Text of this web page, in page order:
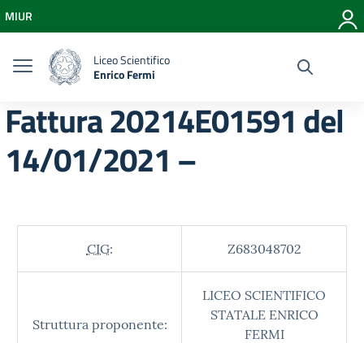
Vai al menu di navigazione
Vai al footer
MIUR
Liceo Scientifico
Enrico Fermi
Fattura 20214E01591 del
14/01/2021 –
CIG: Z683048702
Struttura proponente:
LICEO SCIENTIFICO
STATALE ENRICO
FERMI